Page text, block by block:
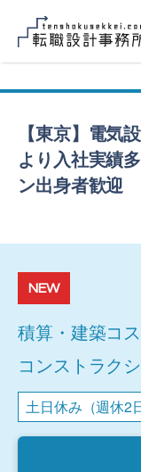
【東京】電
より入社実績
ン出身者歓迎
NEW
積算・建築コ
コンストラク
土日休み（週休2